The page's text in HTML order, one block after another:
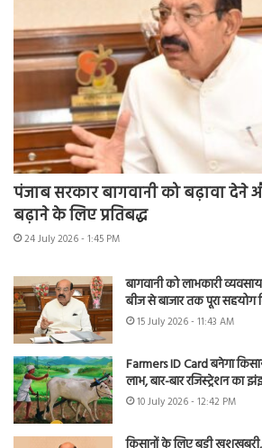
पंजाब सरकार बागवानी को बढ़ावा
बढ़ाने के लिए प्रतिबद्ध
24 July 2026 - 1:45 PM
बागवानी को लाभकारी
बीज से बाजार तक पूरा सहयोग
15 July 2026 - 11:43 AM
Farmers ID Card बनेगा
लाभ, बार-बार रजिस्ट्रेशन
10 July 2026 - 12:42 PM